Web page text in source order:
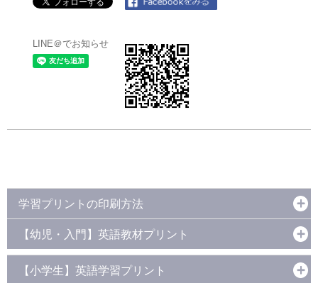
LINE＠でお知らせ
学習プリントの印刷方法
【幼児・入門】英語教材プリント
【小学生】英語学習プリント